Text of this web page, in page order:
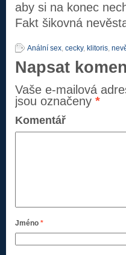
aby si na konec
Fakt šikovná
Anální sex, cecky, klitoris,
Napsat
Vaše e-mailová
jsou označeny *
Komentář
Jméno *